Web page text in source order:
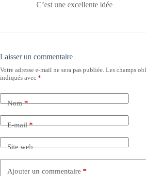
C’est une excellente idée
Laisser un commentaire
Votre adresse e-mail ne sera pas publiée. Les champs
indiqués avec *
Nom*
E-mail*
Site web
Ajouter un commentaire *